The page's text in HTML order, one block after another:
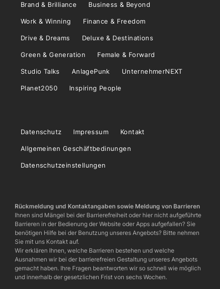
Brand & Brilliance Business & Beyond
Work & Winning Finance & Freedom
Drive & Dreams Deluxe & Destinations
Green & Generation Female & Forward
Studio Talks AnlagePunk UnternehmerNEXT
Planet2050 Inspiring People
Datenschutz Impressum Kontakt
Allgemeinen Geschäftbedinungen
Datenschutzeinstellungen
Rückmeldung und Kontaktangaben sowie Meldung von Barrieren
Ihnen sind Mängel bei der Barrierefreiheit oder hier nicht aufgeführte
Barrieren in der Bedienung der Website oder Apps aufgefallen? Sie
benötigen Hilfe bei der Benutzung unseres Angebots? Bitte nehmen
Sie mit uns Kontakt auf.
Wir erklären Ihnen, welche Barrieren bestehen und welche
Ausnahmen wir bei der barrierefreien Gestaltung unseres Angebots
gemacht haben. Ihre Fragen beantworten wir so schnell wie möglich
und innerhalb der gesetzlichen Frist von sechs Wochen.